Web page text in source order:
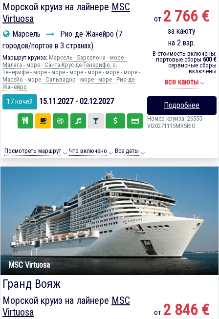
Морской круиз на лайнере MSC
Virtuosa
Марсель
Рио-де-Жанейро (7
городов/портов в 3 странах)
Маршрут круиза: Марсель - Барселона - море -
Малага - море - Санта-Крус-де-Тенерифе, о.
Тенерифе - море - море - море - море - море - море -
Масейо - море - Сальвадор - море - море - Рио-де-
Жанейро
17 ночей 15.11.2027 - 02.12.2027
Посмотреть маршрут Что включено Все даты
от 2 766 €
за каюту
на 2 взр.
В стоимость включены:
портовые сборы 600 €
сервисные сборы
включены
все каюты
Подробнее
Номер круиза: 26555-
VI20271115MRSRIO
MSC Virtuosa
Гранд Вояж
Морской круиз на лайнере MSC
Virtuosa
от 2 846 €